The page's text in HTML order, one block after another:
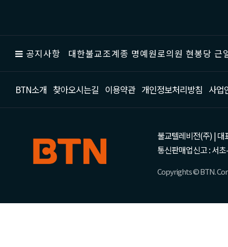
공지사항 대한불교조계종 명예원로의원 현봉당
BTN소개 찾아오시는길 이용약관 개인정보처리방침 사업
불교텔레비전(주) | 대
통신판매업신고 : 서
Copyrights © BTN.